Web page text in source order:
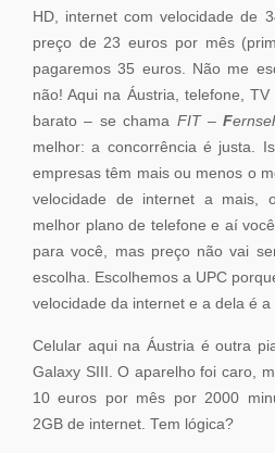
HD, internet com velocidade de
preço de 23 euros por mês
pagaremos 35 euros. Não me
não! Aqui na Áustria, telefone,
barato – se chama FIT –F
melhor: a concorrência é justa.
empresas têm mais ou menos o
velocidade de internet a mais,
melhor plano de telefone e aí
para você, mas preço não vai
escolha. Escolhemos a UPC
velocidade da internet e a dela é a
Celular aqui na Áustria é outra
Galaxy SIII. O aparelho foi caro,
10 euros por mês por 2000
2GB de internet. Tem lógica?